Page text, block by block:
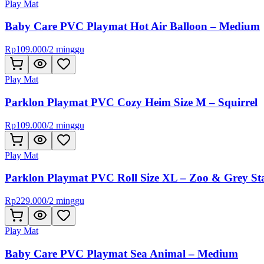
Play Mat
Baby Care PVC Playmat Hot Air Balloon – Medium
Rp109.000/2 minggu
Play Mat
Parklon Playmat PVC Cozy Heim Size M – Squirrel
Rp109.000/2 minggu
Play Mat
Parklon Playmat PVC Roll Size XL – Zoo & Grey
Rp229.000/2 minggu
Play Mat
Baby Care PVC Playmat Sea Animal – Medium